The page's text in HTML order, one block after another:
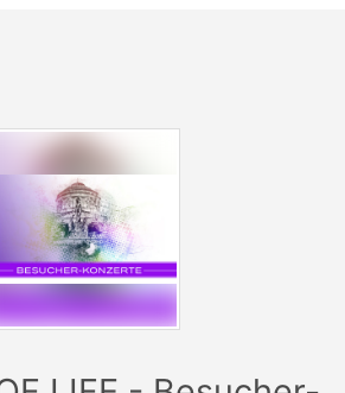
nach jedem Konzert gereinigt und
oder Decke ist nicht unbedingt
können Sie bei Bedarf aber
gerne mitbringen – so wie Sie sich
wohlfühlen.